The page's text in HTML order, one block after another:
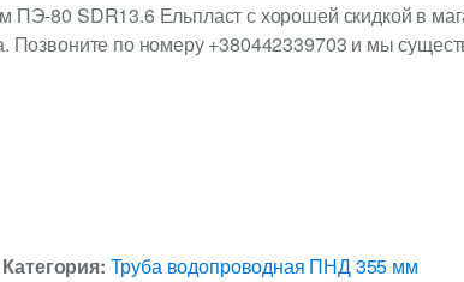
ПЭ-80 SDR13.6 Ельпласт с хорошей скидкой в
Позвоните по номеру +380442339703 и мы
Категория: Труба водопроводная ПНД 355 мм